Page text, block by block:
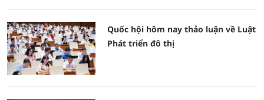
Quốc hội hôm nay thảo luận về Luật
Phát triển đô thị